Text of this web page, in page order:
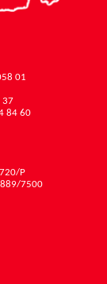
01
37
84 60
P
7500